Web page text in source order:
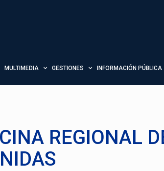
MULTIMEDIA GESTIONES INFORMACIÓN PÚBLICA
REGIONAL